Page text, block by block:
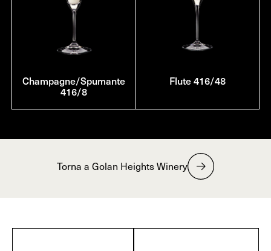
Champagne/Spumante
416/8
Flute 416/48
Torna a Golan Heights Winery